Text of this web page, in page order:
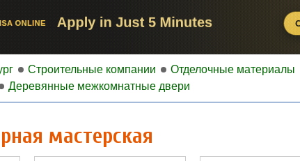
Строительные компании Отделочные материалы
Деревянные межкомнатные двери
мастерская